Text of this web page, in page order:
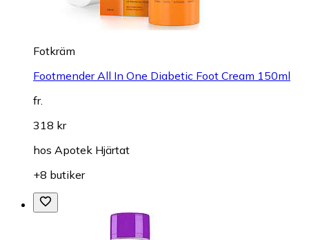
Fotkräm
Footmender All In One Diabetic Foot Cream 150ml
fr.
318 kr
hos Apotek Hjärtat
+8 butiker